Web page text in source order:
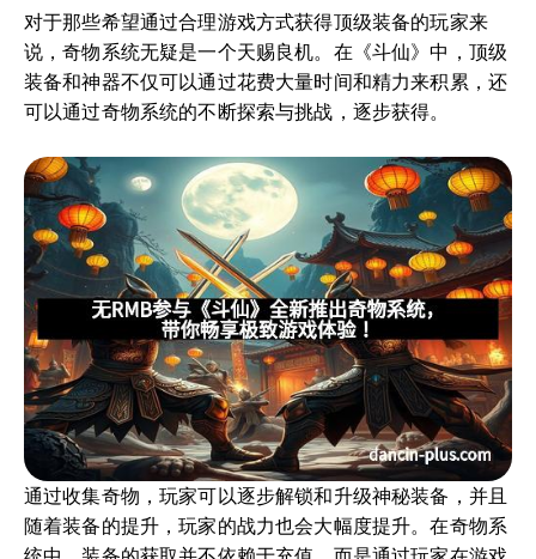
对于那些希望通过合理游戏方式获得顶级装备的玩家来
说，奇物系统无疑是一个天赐良机。在《斗仙》中，顶级
装备和神器不仅可以通过花费大量时间和精力来积累，还
可以通过奇物系统的不断探索与挑战，逐步获得。
通过收集奇物，玩家可以逐步解锁和升级神秘装备，并且
随着装备的提升，玩家的战力也会大幅度提升。在奇物系